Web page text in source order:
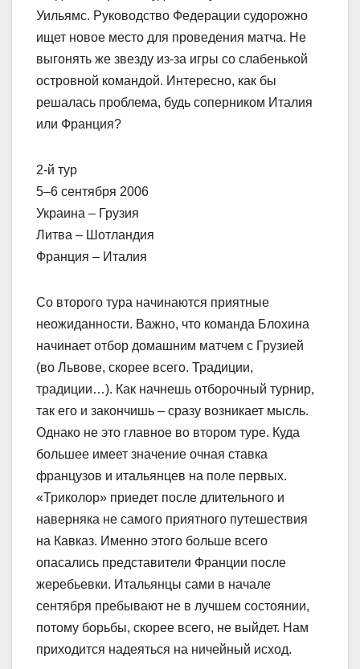
Уильямс. Руководство Федерации судорожно
ищет новое место для проведения матча. Не
выгонять же звезду из-за игры со слабенькой
островной командой. Интересно, как бы
решалась проблема, будь соперником Италия
или Франция?
2-й тур
5–6 сентября 2006
Украина – Грузия
Литва – Шотландия
Франция – Италия
Со второго тура начинаются приятные
неожиданности. Важно, что команда Блохина
начинает отбор домашним матчем с Грузией
(во Львове, скорее всего. Традиции,
традиции…). Как начнешь отборочный турнир,
так его и закончишь – сразу возникает мысль.
Однако не это главное во втором туре. Куда
большее имеет значение очная ставка
французов и итальянцев на поле первых.
«Триколор» приедет после длительного и
наверняка не самого приятного путешествия
на Кавказ. Именно этого больше всего
опасались представители Франции после
жеребьевки. Итальянцы сами в начале
сентября пребывают не в лучшем состоянии,
потому борьбы, скорее всего, не выйдет. Нам
приходится надеяться на ничейный исход.